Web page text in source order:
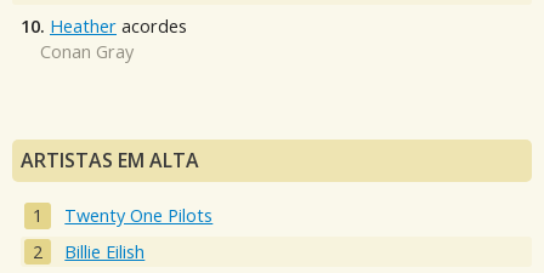
10. Heather acordes
Conan Gray
ARTISTAS EM ALTA
Twenty One Pilots
Billie Eilish